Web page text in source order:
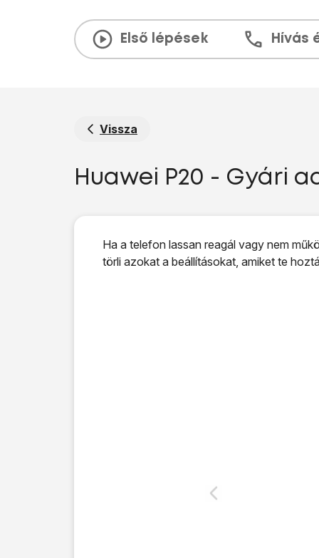
Első lépések Hívás
Vissza
Huawei P20 - Gyári
Ha a telefon lassan reagál vagy nem
törli azokat a beállításokat, amiket te